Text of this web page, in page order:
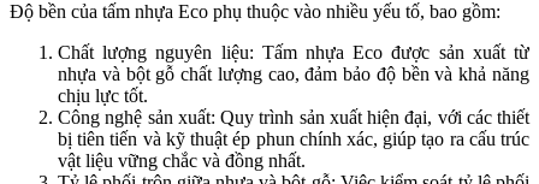
Độ bền của tấm nhựa Eco phụ thuộc vào nhiều yếu tố, bao gồm:
Chất lượng nguyên liệu: Tấm nhựa Eco được sản xuất từ
nhựa và bột gỗ chất lượng cao, đảm bảo độ bền và khả năng
chịu lực tốt.
Công nghệ sản xuất: Quy trình sản xuất hiện đại, với các thiết
bị tiên tiến và kỹ thuật ép phun chính xác, giúp tạo ra cấu trúc
vật liệu vững chắc và đồng nhất.